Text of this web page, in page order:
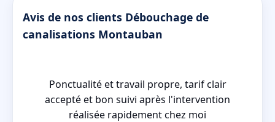
Avis de nos clients Débouchage de
canalisations Montauban
Ponctualité et travail propre, tarif clair
accepté et bon suivi après l'intervention
réalisée rapidement chez moi